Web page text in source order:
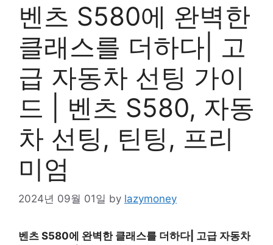
벤츠 S580에 완벽한
클래스를 더하다| 고
급 자동차 선팅 가이
드 | 벤츠 S580, 자동
차 선팅, 틴팅, 프리
미엄
2024년 09월 01일 by lazymoney
벤츠 S580에 완벽한 클래스를 더하다| 고급 자동차